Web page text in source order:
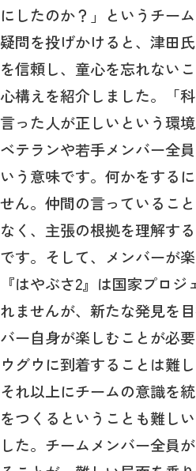
にしたのか？」というチー
疑問を投げかけると、津田
を信頼し、童心を忘れない
心構えを紹介しました。「
言った人が正しいという環
ベテランや若手メンバー全
いう意味です。何かをする
せん。仲間の言っているこ
なく、主張の根拠を理解す
です。そして、メンバーが
『はやぶさ2』は国家プロ
れませんが、新たな発見を
バー自身が楽しむことが必
ウグウに到着することは難
それ以上にチームの意識を
をつくるということも難し
した。チームメンバー全員